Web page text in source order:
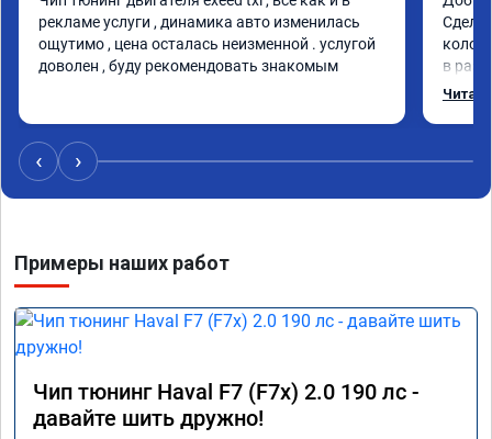
рекламе услуги , динамика авто изменилась
ощутимо , цена осталась неизменной . услугой
доволен , буду рекомендовать знакомым
в
‹ ›
Примеры наших работ
Чип тюнинг Haval F7 (F7x) 2.0 190 лс -
давайте шить дружно!